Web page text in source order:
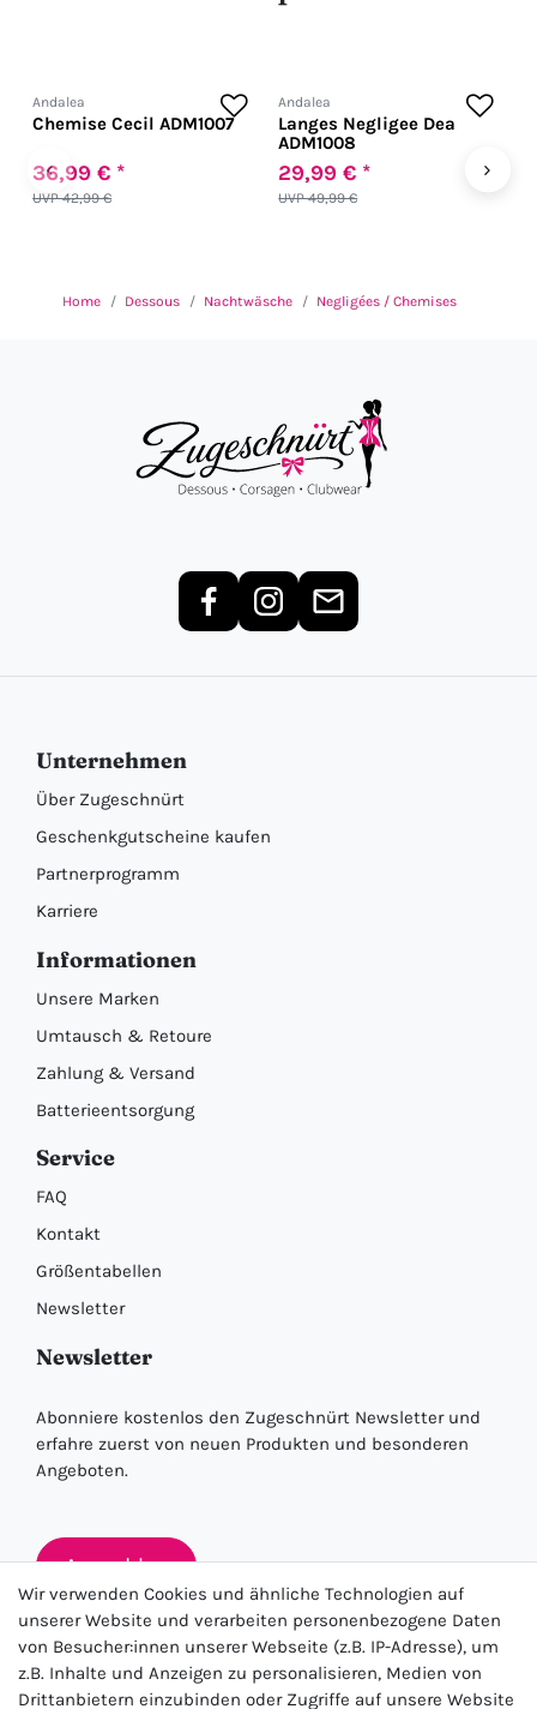
‹
Andalea
Chemise Cecil ADM1007
UVP 42,99 €
36,99 € *
Andalea
Langes Negligee Dea
ADM1008
UVP 49,99 €
29,99 € * ›
Home Dessous Nachtwäsche Negligées / Chemises
Unternehmen
Über Zugeschnürt
Geschenkgutscheine kaufen
Partnerprogramm
Karriere
Informationen
Unsere Marken
Umtausch & Retoure
Zahlung & Versand
Batterieentsorgung
Service
FAQ
Kontakt
Größentabellen
Newsletter
Newsletter
Abonniere kostenlos den Zugeschnürt Newsletter und
erfahre zuerst von neuen Produkten und besonderen
Angeboten.
Anmelden
★★★★★
4.5 / 5.0 (23.143)
Wir verwenden Cookies und ähnliche Technologien auf
unserer Website und verarbeiten personenbezogene Daten
von Besucher:innen unserer Webseite (z.B. IP-Adresse), um
z.B. Inhalte und Anzeigen zu personalisieren, Medien von
Drittanbietern einzubinden oder Zugriffe auf unsere Website